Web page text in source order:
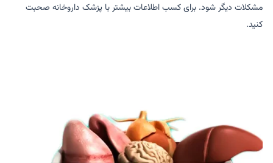
مشکلات دیگر شود. برای کسب اطلاعات بیشتر با پزشک داروخانه صحبت
کنید.